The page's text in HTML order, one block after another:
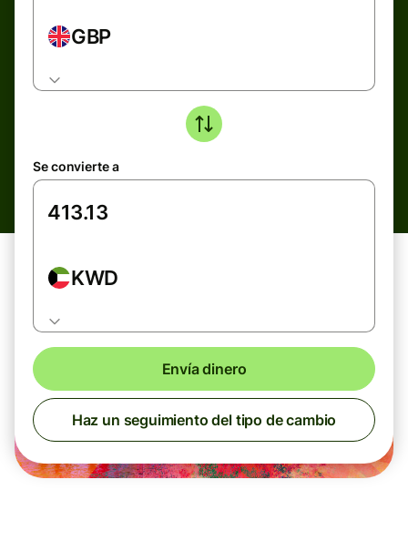
GBP
Se convierte a
KWD
Envía dinero
Haz un seguimiento del tipo de cambio